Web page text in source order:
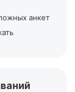
анкет